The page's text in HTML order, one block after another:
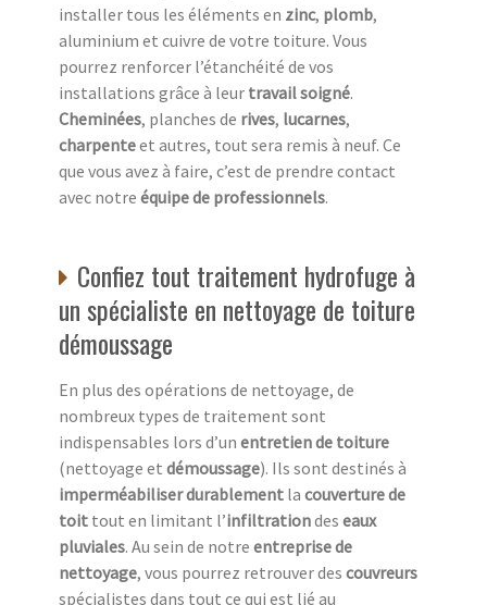
installer tous les éléments en zinc, plomb,
aluminium et cuivre de votre toiture. Vous
pourrez renforcer l’étanchéité de vos
installations grâce à leur travail soigné.
Cheminées, planches de rives, lucarnes,
charpenteet autres, tout sera remis à neuf. Ce
que vous avez à faire, c’est de prendre contact
avec notre équipe de professionnels.
Confiez tout traitement hydrofuge à
un spécialiste en nettoyage de toiture
démoussage
En plus des opérations de nettoyage, de
nombreux types de traitement sont
indispensables lors d’un entretien de toiture
(nettoyage et démoussage). Ils sont destinés à
imperméabiliser durablement la couverture de
toit tout en limitant l’infiltrationdes eaux
pluviales. Au sein de notre entreprise de
nettoyage, vous pourrez retrouver des couvreurs
spécialistes dans tout ce qui est lié au